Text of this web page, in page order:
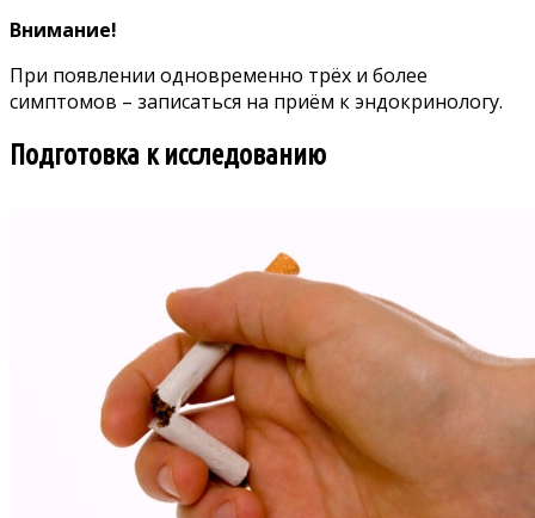
Внимание!
При появлении одновременно трёх и более
симптомов – записаться на приём к эндокринологу.
Подготовка к исследованию